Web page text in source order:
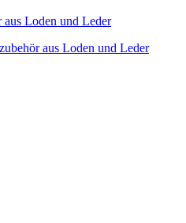
aus Loden und Leder